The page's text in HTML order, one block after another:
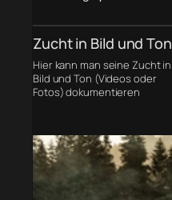
Zucht in Bild und Ton
Hier kann man seine Zucht in
Bild und Ton (Videos oder
Fotos) dokumentieren